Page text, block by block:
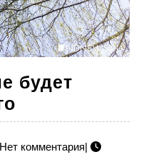
будет
на
Урале
Нет комментария|